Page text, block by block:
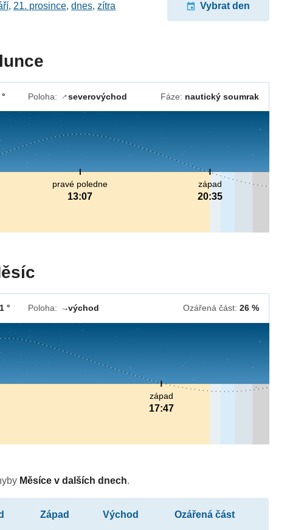
, 21. prosince,dnes,zítra Vybrat den
Poloha: ↓severovýchod Fáze: nautický soumrak
pravé poledne
13:07
západ
20:35
° Poloha: ↓východ Ozářená část: 26 %
západ
17:47
Měsíce v dalších dnech.
Západ Východ Ozářená část